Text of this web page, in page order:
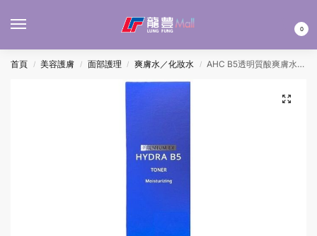
0
首頁 / 美容護膚 / 面部護理 / 爽膚水／化妝水 / AHC B5透明質酸爽膚水EX 140ML